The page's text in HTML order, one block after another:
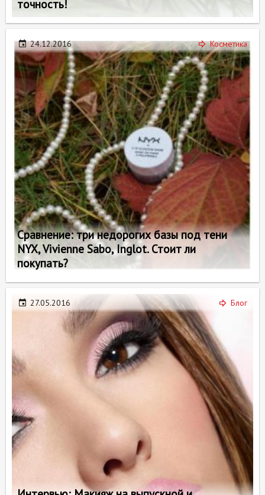
точность!
24.12.2016 Косметика
Сравнение: три недорогих базы под тени
NYX, Vivienne Sabo, Inglot. Стоит ли
покупать?
27.05.2016 Блог